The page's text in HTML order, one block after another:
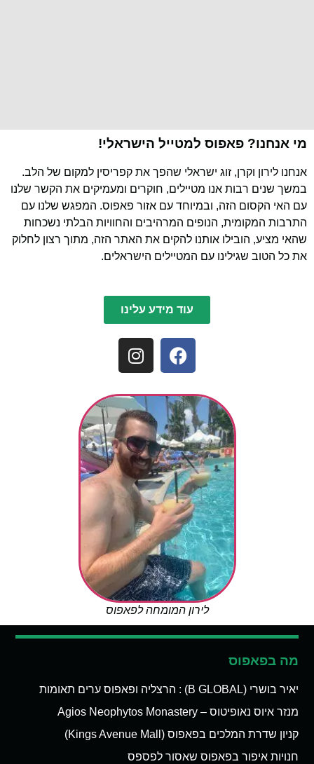
מי אנחנו? פאפוס למטייל הישראלי!
אנחנו לירון וקרן, זוג ישראלי שהפך את קפריסין למקום של הלב.
במשך שנים רבות אנו מטיילים, חוקרים ומעמיקים את הקשר שלנו
עם האי הקסום הזה, ובמיוחד עם אזור פאפוס. המפגש שלנו עם
התרבות המקומית, הנופים המרהיבים והחוויות הבלתי נשכחות
שהאי מציע, הובילו אותנו להקים את האתר הזה, מתוך רצון לחלוק
את כל הטוב שגילינו עם המטיילים הישראלים.
עוד מידע עלינו
לירון המומחה לפאפוס
מה בפאפוס
יאיר בושרי (B GLOBAL) : הרצליה ופאפוס ערים תאומות
מנזר איוס נאופיטוס – Agios Neophytos Monastery
קניון שדרת המלכים בפאפוס (Kings Avenue Mall)
חנויות איפור בפאפוס שאסור לפספס